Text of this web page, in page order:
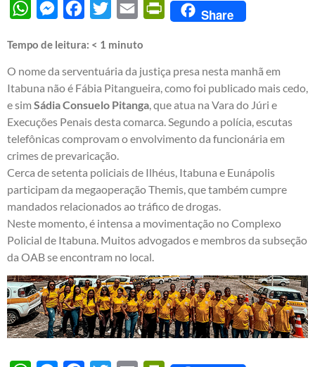
WhatsAppMessengerFacebook
Twitter Email PrintFriendly
Share
Tempo de leitura: < 1 minuto
O nome da serventuária da justiça presa nesta manhã em
Itabuna não é Fábia Pitangueira, como foi publicado mais cedo,
e sim Sádia Consuelo Pitanga , que atua na Vara do Júri e
Execuções Penais desta comarca. Segundo a polícia, escutas
telefônicas comprovam o envolvimento da funcionária em
crimes de prevaricação.
Cerca de setenta policiais de Ilhéus, Itabuna e Eunápolis
participam da megaoperação Themis, que também cumpre
mandados relacionados ao tráfico de drogas.
Neste momento, é intensa a movimentação no Complexo
Policial de Itabuna. Muitos advogados e membros da subseção
da OAB se encontram no local.